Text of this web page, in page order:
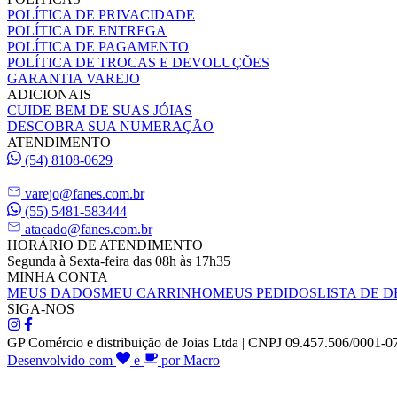
POLÍTICA DE PRIVACIDADE
POLÍTICA DE ENTREGA
POLÍTICA DE PAGAMENTO
POLÍTICA DE TROCAS E DEVOLUÇÕES
GARANTIA VAREJO
ADICIONAIS
CUIDE BEM DE SUAS JÓIAS
DESCOBRA SUA NUMERAÇÃO
ATENDIMENTO
(54) 8108-0629
varejo@fanes.com.br
(55) 5481-583444
atacado@fanes.com.br
HORÁRIO DE ATENDIMENTO
Segunda à Sexta-feira das 08h às 17h35
MINHA CONTA
MEUS DADOSMEU CARRINHOMEUS PEDIDOSLISTA DE
SIGA-NOS
GP Comércio e distribuição de Joias Ltda | CNPJ 09.457.506/0001-
Desenvolvido com
e por Macro